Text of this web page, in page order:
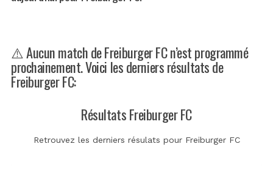
⚠️ Aucun match de Freiburger FC n’est programmé
prochainement. Voici les derniers résultats de
Freiburger FC:
Résultats Freiburger FC
Retrouvez les derniers résulats pour Freiburger FC